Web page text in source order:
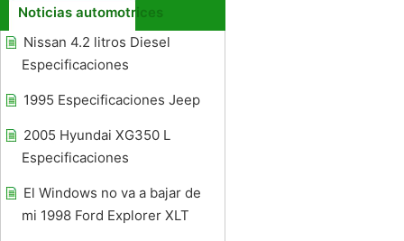
Noticias automotrices
Nissan 4.2 litros Diesel
Especificaciones
1995 Especificaciones Jeep
2005 Hyundai XG350 L
Especificaciones
El Windows no va a bajar de
mi 1998 Ford Explorer XLT